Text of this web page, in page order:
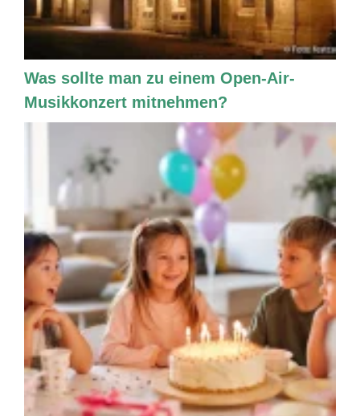
Was sollte man zu einem Open-Air-
Musikkonzert mitnehmen?